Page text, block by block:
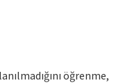
öğrenme,